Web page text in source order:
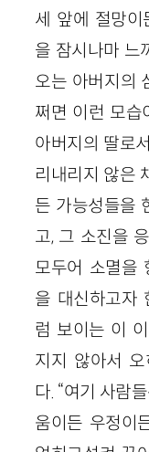
세 앞에 절망이
을 잠시나마 느
오는 아버지의
쩌면 이런 모습
아버지의 딸로
리내리지 않은
든 가능성들을
고, 그 소진을
모두어 소멸을
을 대신하고자
럼 보이는 이
지지 않아서
다. “여기 사람
움이든 우정이